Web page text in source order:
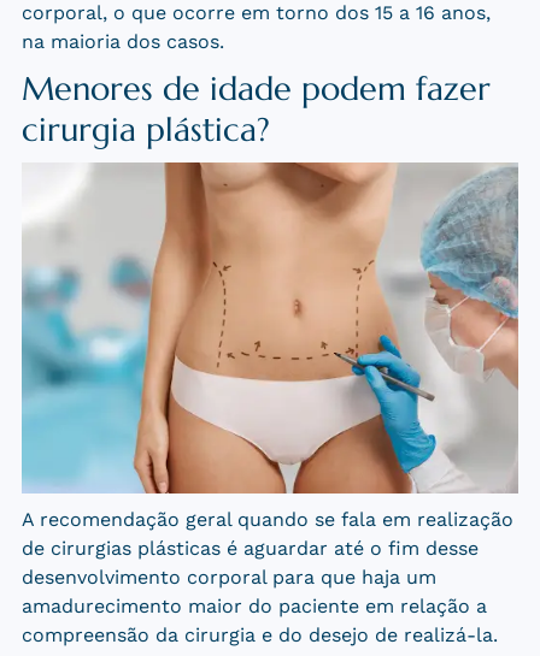
corporal, o que ocorre em torno dos 15 a 16 anos,
na maioria dos casos.
Menores de idade podem fazer
cirurgia plástica?
A recomendação geral quando se fala em realização
de cirurgias plásticas é aguardar até o fim desse
desenvolvimento corporal para que haja um
amadurecimento maior do paciente em relação a
compreensão da cirurgia e do desejo de realizá-la.